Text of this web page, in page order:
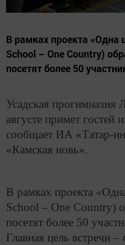
В рамках проекта «Одна
School – One Country)
посетят более 50
Усадская прогимназия
августе примет гостей
сообщает ИА «Татар-
«Камская новь».
В рамках проекта
School – One Country)
посетят более 50
Главная цель встречи